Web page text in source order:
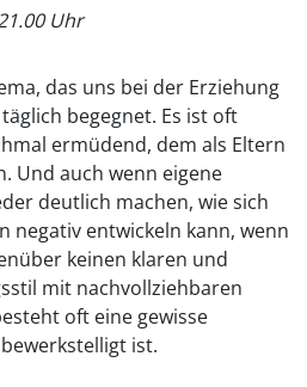
Uhr
das uns bei der Erziehung
begegnet. Es ist oft
ermüdend, dem als Eltern
Und auch wenn eigene
deutlich machen, wie sich
negativ entwickeln kann, wenn
keinen klaren und
mit nachvollziehbaren
oft eine gewisse
ist.